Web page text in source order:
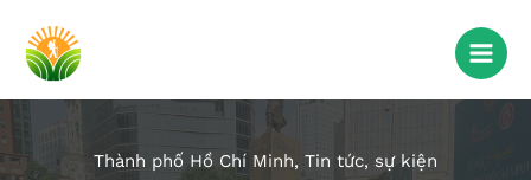
Thành phố Hồ Chí Minh, Tin tức, sự kiện